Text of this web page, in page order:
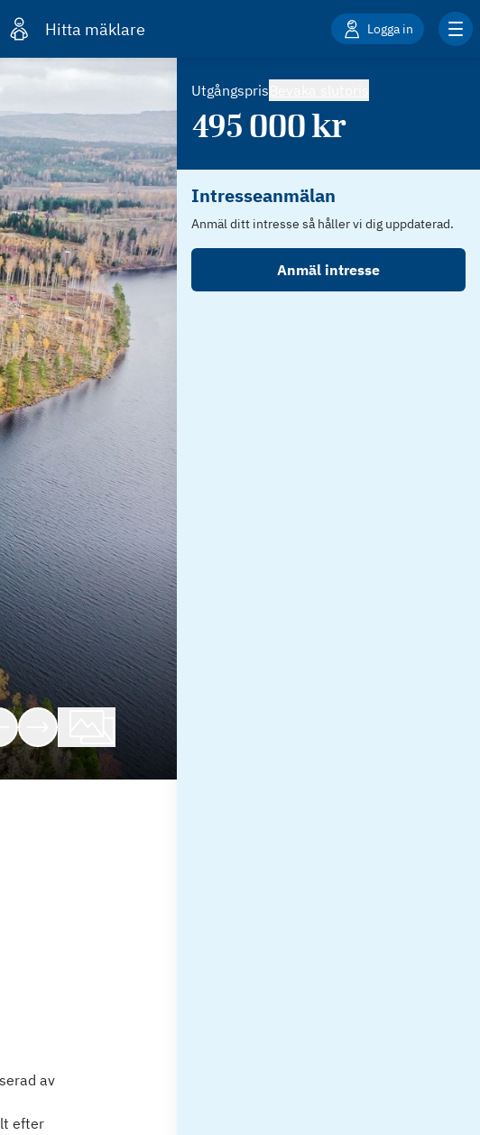
Hitta mäklare Logga in
Utgångspris
495 000kr
Intresseanmälan
Anmäl ditt intresse så håller vi dig uppdaterad.
Anmäl intresse
av
efter